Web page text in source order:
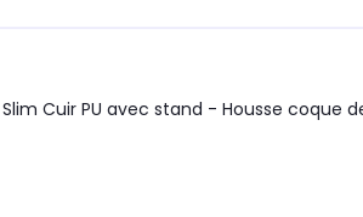
Cuir PU avec stand - Housse